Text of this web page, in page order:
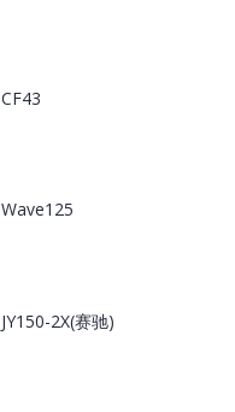
CF43
Wave125
JY150-2X(赛驰)